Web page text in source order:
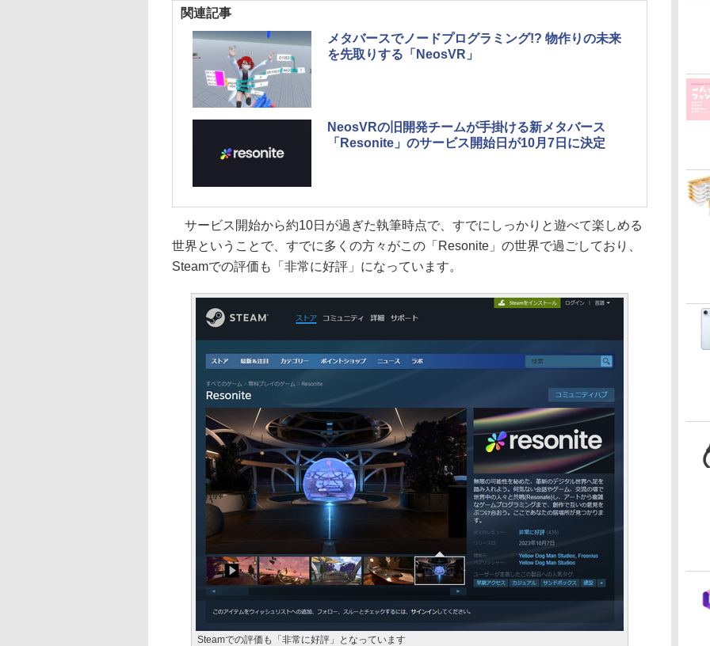
関連記事
メタバースでノードプログラミング!? 物作りの未来
を先取りする「NeosVR」
NeosVRの旧開発チームが手掛ける新メタバース
「Resonite」のサービス開始日が10月7日に決定
サービス開始から約10日が過ぎた執筆時点で、すでにしっかりと遊べて楽しめる
世界ということで、すでに多くの方々がこの「Resonite」の世界で過ごしており、
Steamでの評価も「非常に好評」になっています。
Steamでの評価も「非常に好評」となっています